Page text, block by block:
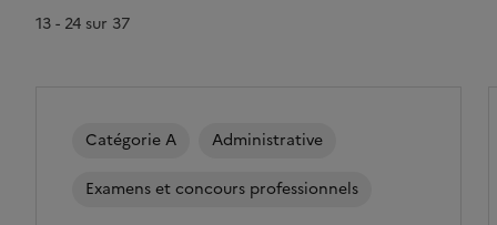
13 - 24 sur 37
Catégorie A Administrative
Examens et concours professionnels